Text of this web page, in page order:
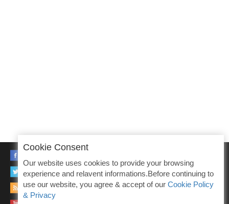
TWITTER
RSS
Cookie Consent
Our website uses cookies to provide your browsing
experience and relavent informations.Before continuing to
use our website, you agree & accept of our Cookie Policy
& Privacy